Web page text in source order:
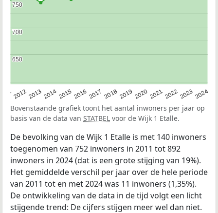
201220132014201520162017 20182019 20202021202220232024
650
650
700
700
750
750
Bovenstaande grafiek toont het aantal inwoners per jaar op
basis van de data van STATBEL voor de Wijk 1 Etalle.
De bevolking van de Wijk 1 Etalle is met 140 inwoners
toegenomen van 752 inwoners in 2011 tot 892
inwoners in 2024 (dat is een grote stijging van 19%).
Het gemiddelde verschil per jaar over de hele periode
van 2011 tot en met 2024 was 11 inwoners (1,35%).
De ontwikkeling van de data in de tijd volgt een licht
stijgende trend: De cijfers stijgen meer wel dan niet.